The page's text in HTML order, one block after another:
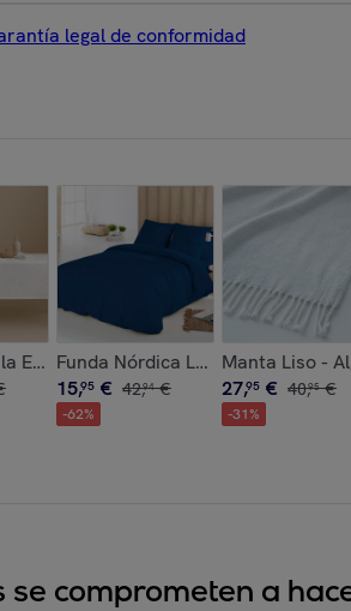
legal de conformidad
Tacto Pluma - Ona Gray
- Half panamá - Sacchio
- Infantil - Cierre Solapa -
Estampado - Antimanchas - 100%
Funda Nórdica Lisa - 100%
15,95 € 42,94 €
-62%
Manta Liso -
27,95 € 40,95 €
-31%
se comprometen a